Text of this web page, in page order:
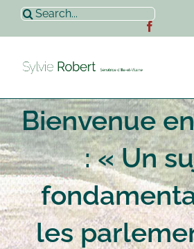
Passer
contenu
Rechercher:
Accueil
Sylvie Robert
Actualités
Contact
Bienvenue
: « Un
les